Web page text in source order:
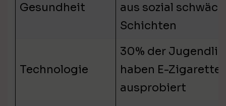
Gesundheit
aus sozial
Schichten
Technologie
30% der
haben E-
ausprobiert